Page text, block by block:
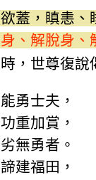
蓋，瞋恚、
、解脫身、
，世尊復說
勇士夫，
加賞，
勇者。
福田，